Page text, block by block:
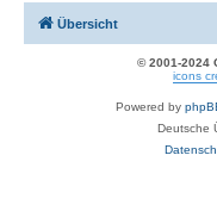
Übersicht
© 2001-2024
icons
Powered by
Deutsche